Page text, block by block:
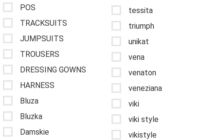
POS
TRACKSUITS
JUMPSUITS
TROUSERS
DRESSING GOWNS
HARNESS
Bluza
Bluzka
Damskie
tessita
triumph
unikat
vena
venaton
veneziana
viki
viki style
vikistyle